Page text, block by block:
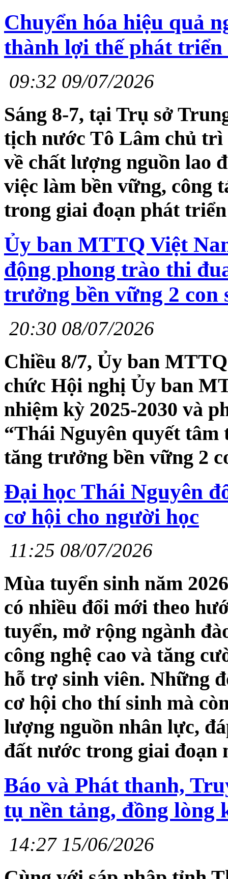
Chuyển hóa hiệu quả
thành lợi thế phát
09:32 09/07/2026
Sáng 8-7, tại Trụ sở
tịch nước Tô Lâm chủ trì
về chất lượng nguồn lao
việc làm bền vững, công
trong giai đoạn phát
Ủy ban MTTQ Việt
động phong trào thi
trưởng bền vững 2 con
20:30 08/07/2026
Chiều 8/7, Ủy ban
chức Hội nghị Ủy ban
nhiệm kỳ 2025-2030 và
“Thái Nguyên quyết
tăng trưởng bền vững 2
Đại học Thái Nguyên
cơ hội cho người học
11:25 08/07/2026
Mùa tuyển sinh năm
có nhiều đổi mới theo
tuyển, mở rộng ngành
công nghệ cao và tăng
hỗ trợ sinh viên. Những
cơ hội cho thí sinh mà
lượng nguồn nhân lực,
đất nước trong giai đoạn
Báo và Phát thanh,
tụ nền tảng, đồng lòng
14:27 15/06/2026